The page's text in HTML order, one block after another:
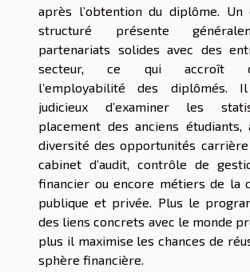
après l’obtention du diplôme. Un
structuré présente
partenariats solides avec des
secteur, ce qui accroît
l’employabilité des diplômés.
judicieux d’examiner les
placement des anciens étudiants,
diversité des opportunités
cabinet d’audit, contrôle de
financier ou encore métiers de la
publique et privée. Plus le
des liens concrets avec le monde
plus il maximise les chances de
sphère financière.